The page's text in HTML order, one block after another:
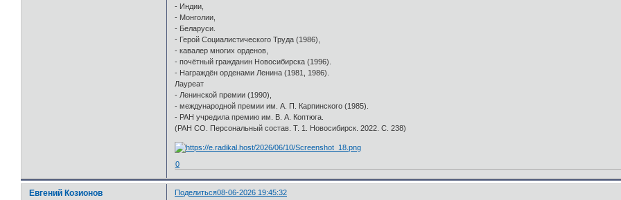
- Индии,
- Монголии,
- Беларуси.
- Герой Социалистического Труда (1986),
- кавалер многих орденов,
- почётный гражданин Новосибирска (1996).
- Награждён орденами Ленина (1981, 1986).
Лауреат
- Ленинской премии (1990),
- международной премии им. А. П. Карпинского (1985).
- РАН учредила премию им. В. А. Коптюга.
(РАН СО. Персональный состав. Т. 1. Новосибирск. 2022. С. 238)
0
Поделиться08-06-2026 19:45:32
Евгений Козионов